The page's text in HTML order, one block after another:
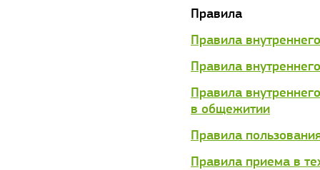
Правила
Правила
Правила
Правила
в общежитии
Правила
Правила приема в